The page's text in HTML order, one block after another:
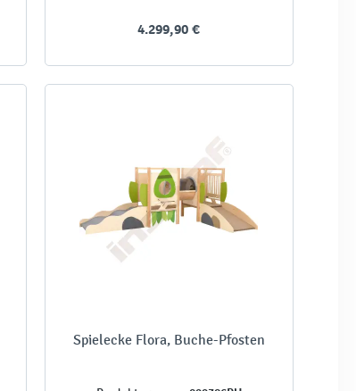
4.299,90 €
Spielecke Flora, Buche-Pfosten